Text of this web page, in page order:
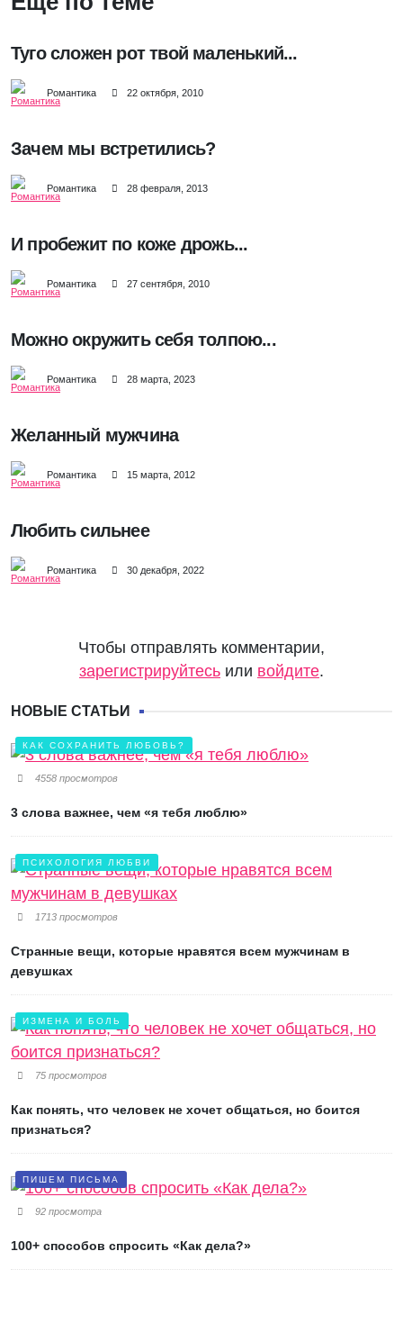
Туго сложен рот твой маленький...
Романтика 22 октября, 2010
Зачем мы встретились?
Романтика 28 февраля, 2013
И пробежит по коже дрожь...
Романтика 27 сентября, 2010
Можно окружить себя толпою...
Романтика 28 марта, 2023
Желанный мужчина
Романтика 15 марта, 2012
Любить сильнее
Романтика 30 декабря, 2022
Чтобы отправлять комментарии,
зарегистрируйтесь или войдите.
НОВЫЕ СТАТЬИ
КАК СОХРАНИТЬ ЛЮБОВЬ?
4558 просмотров
3 слова важнее, чем «я тебя люблю»
ПСИХОЛОГИЯ ЛЮБВИ
1713 просмотров
Странные вещи, которые нравятся всем мужчинам в
девушках
ИЗМЕНА И БОЛЬ
75 просмотров
Как понять, что человек не хочет общаться, но боится
признаться?
ПИШЕМ ПИСЬМА
92 просмотра
100+ способов спросить «Как дела?»